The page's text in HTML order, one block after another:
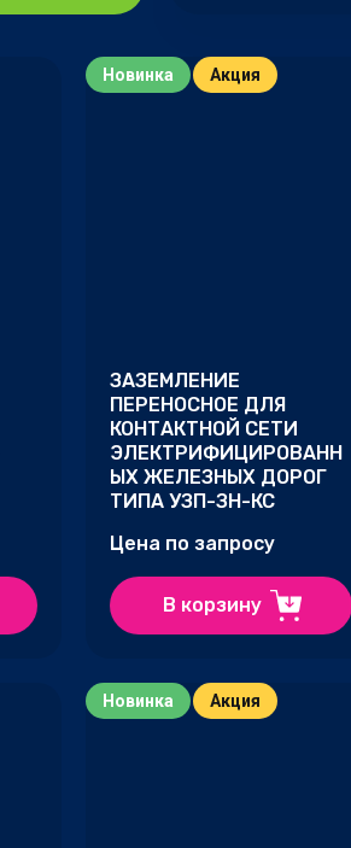
Цена -
Новинка Акция
ЗАЗЕМЛЕНИЕ
ПЕРЕНОСНОЕ ДЛЯ
КОНТАКТНОЙ СЕТИ
ЭЛЕКТРИФИЦИРОВАНН
ЫХ ЖЕЛЕЗНЫХ ДОРОГ
ТИПА УЗП-ЗН-КС
Цена по запросу
В корзину
Новинка Акция